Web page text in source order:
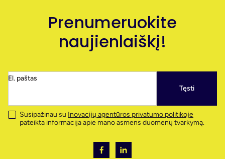
Prenumeruokite
naujienlaiškį!
El. paštas
Tęsti
Susipažinau su Inovacijų agentūros privatumo politikoje
pateikta informacija apie mano asmens duomenų tvarkymą.